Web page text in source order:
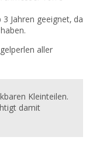
Jahren geeignet, da
aller
Kleinteilen.
damit